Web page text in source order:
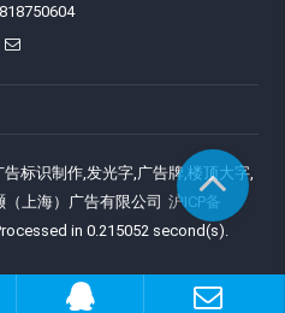
标识制作,发光字,广告牌,楼顶大字,
上海）广告有限公司 沪ICP备
in 0.215052 second(s).